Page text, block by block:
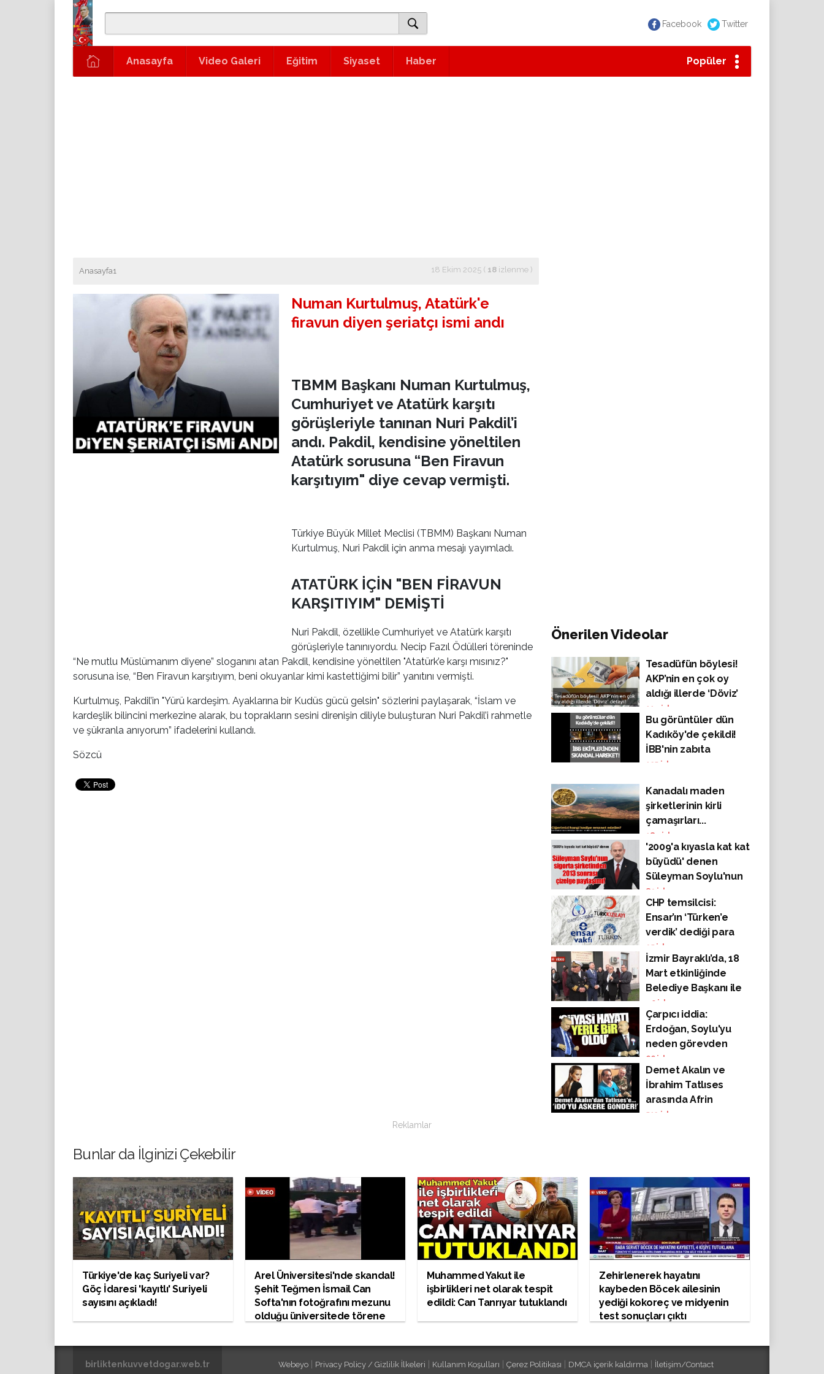
Facebook Twitter
Anasayfa Video Galeri Eğitim Siyaset Haber Popüler
Anasayfa1 18 Ekim 2025 ( 18 izlenme )
Numan Kurtulmuş, Atatürk'e
firavun diyen şeriatçı ismi andı
TBMM Başkanı Numan Kurtulmuş,
Cumhuriyet ve Atatürk karşıtı
görüşleriyle tanınan Nuri Pakdil’i
andı. Pakdil, kendisine yöneltilen
Atatürk sorusuna “Ben Firavun
karşıtıyım" diye cevap vermişti.
Türkiye Büyük Millet Meclisi (TBMM) Başkanı Numan
Kurtulmuş, Nuri Pakdil için anma mesajı yayımladı.
ATATÜRK İÇİN "BEN FİRAVUN
KARŞITIYIM" DEMİŞTİ
Nuri Pakdil, özellikle Cumhuriyet ve Atatürk karşıtı
görüşleriyle tanınıyordu. Necip Fazıl Ödülleri töreninde
“Ne mutlu Müslümanım diyene” sloganını atan Pakdil, kendisine yöneltilen "Atatürk’e karşı mısınız?"
sorusuna ise, “Ben Firavun karşıtıyım, beni okuyanlar kimi kastettiğimi bilir” yanıtını vermişti.
Kurtulmuş, Pakdil’in "Yürü kardeşim. Ayaklarına bir Kudüs gücü gelsin" sözlerini paylaşarak, “İslam ve
kardeşlik bilincini merkezine alarak, bu toprakların sesini direnişin diliyle buluşturan Nuri Pakdil’i rahmetle
ve şükranla anıyorum” ifadelerini kullandı.
Sözcü
Önerilen Videolar
Tesadüfün böylesi!
AKP’nin en çok oy
aldığı illerde ‘Döviz’
detayı!
114 izlenme
Bu görüntüler dün
Kadıköy'de çekildi!
İBB'nin zabıta
ekiplerinden skandal
125 izlenme
Kanadalı maden
şirketlerinin kirli
çamaşırları...
184 izlenme
'2009'a kıyasla kat kat
büyüdü' denen
Süleyman Soylu'nun
sigorta şirketinden
2013 sonrası çizelge
paylaşımı!
89 izlenme
CHP temsilcisi:
Ensar’ın ‘Türken’e
verdik’ dediği para
hesaplarda yok!
95 izlenme
İzmir Bayraklı’da, 18
Mart etkinliğinde
Belediye Başkanı ile
İlçe Mille Eğitim
Müdürü arasında
tartışma! 'Atatürk
demek zorunuza mı
40 izlenme
Çarpıcı iddia:
Erdoğan, Soylu'yu
neden görevden
alamıyor?
66 izlenme
Demet Akalın ve
İbrahim Tatlıses
arasında Afrin
gerilimi! "Oğlunu
512 izlenme
Reklamlar
Bunlar da İlginizi Çekebilir
Türkiye'de kaç Suriyeli var?
Göç İdaresi 'kayıtlı' Suriyeli
sayısını açıkladı!
Arel Üniversitesi'nde skandal!
Şehit Teğmen İsmail Can
Softa'nın fotoğrafını mezunu
olduğu üniversitede törene
Muhammed Yakut ile
işbirlikleri net olarak tespit
edildi: Can Tanrıyar tutuklandı
Zehirlenerek hayatını
kaybeden Böcek ailesinin
yediği kokoreç ve midyenin
test sonuçları çıktı
birliktenkuvvetdogar.web.tr Webeyo| Privacy Policy / Gizlilik İlkeleri Kullanım Koşulları Çerez Politikası DMCA içerik kaldırma İletişim/Contact